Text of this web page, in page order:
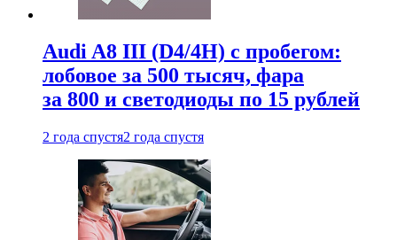
Audi A8 III (D4/4H) c пробегом:
лобовое за 500 тысяч, фара
за 800 и светодиоды по 15 рублей
2 года спустя2 года спустя